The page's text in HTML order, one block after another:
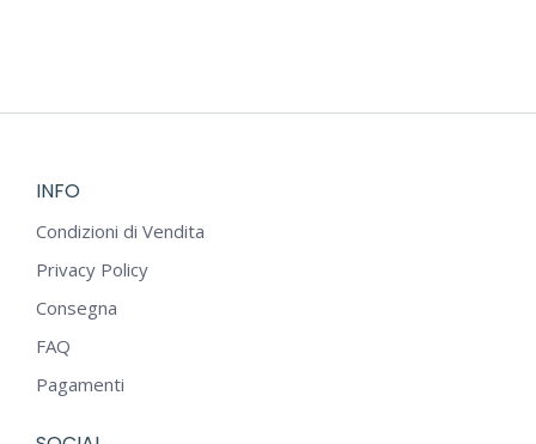
INFO
Condizioni di Vendita
Privacy Policy
Consegna
FAQ
Pagamenti